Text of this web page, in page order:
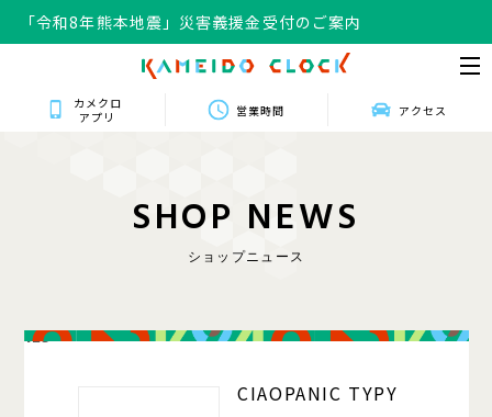
「令和8年熊本地震」災害義援金受付のご案内
カメクロ
アプリ
営業時間 アクセス
SHOP NEWS
ショップニュース
125
CIAOPANIC TYPY